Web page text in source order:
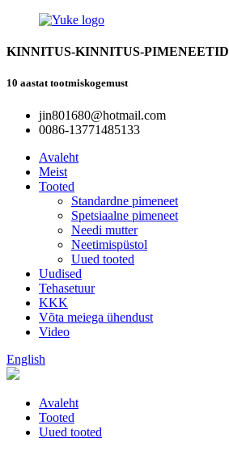
KINNITUS-KINNITUS-PIMENEETID
10 aastat tootmiskogemust
jin801680@hotmail.com
0086-13771485133
Avaleht
Meist
Tooted
Standardne pimeneet
Spetsiaalne pimeneet
Needi mutter
Neetimispüstol
Uued tooted
Uudised
Tehasetuur
KKK
Võta meiega ühendust
Video
English
Avaleht
Tooted
Uued tooted